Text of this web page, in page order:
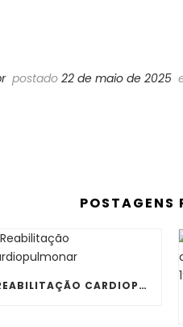
postado 22 de maio de 2025
POSTAGENS
REABILITAÇÃO CARDIOPULMONAR